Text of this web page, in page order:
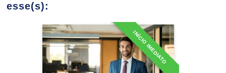
Sistemas de Armazenagem e
Movimentação de Cargas
esse(s):
INÍCIO IMEDIATO
MBA em Contabilidade e
Finanças Empresariais
Detalhes do curso